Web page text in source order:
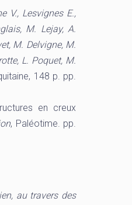
V., Lesvignes E.,
M. Lejay, A.
M. Delvigne, M.
L. Poquet, M.
148 p. pp.
en creux
, Paléotime. pp.
au travers des